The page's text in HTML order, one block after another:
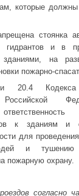
которые
стоянка
гидрантов и в
на
пожарно-
20.4 Кодекса
Российской
к зданиям и
для
и тушению
пожарную охрану.